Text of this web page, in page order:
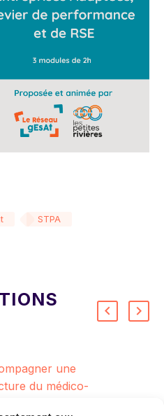
STPA
une
du médico-